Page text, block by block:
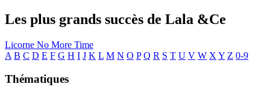
Les plus grands succès de Lala &Ce
Licorne No More Time
A B C D E F G H I J K L M N O P Q R S T U V W X Y Z 0-9
Thématiques